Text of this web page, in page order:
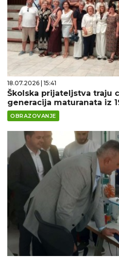
18.07.2026 | 15:41
Školska prijateljstva traju
generacija maturanata iz
OBRAZOVANJE